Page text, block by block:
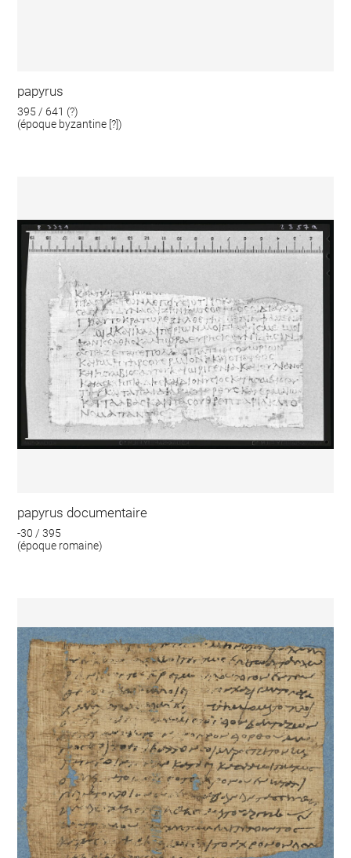
papyrus
395 / 641 (?)
(époque byzantine [?])
papyrus documentaire
-30 / 395
(époque romaine)